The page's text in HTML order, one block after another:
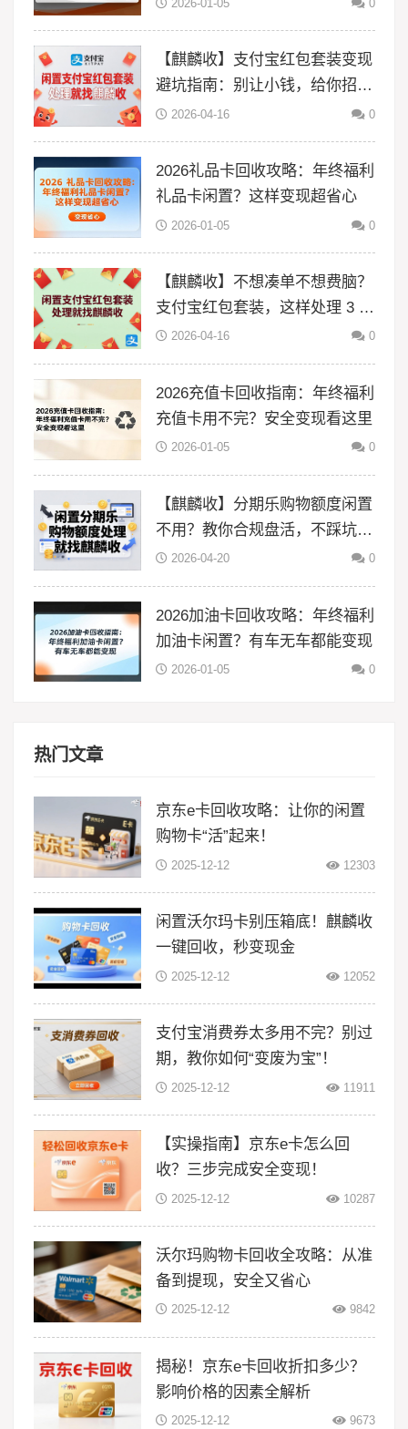
2026-01-05 0
【麒麟收】支付宝红包套装变现
避坑指南：别让小钱，给你招来
大风险
2026-04-16 0
2026礼品卡回收攻略：年终福利
礼品卡闲置？这样变现超省心
2026-01-05 0
【麒麟收】不想凑单不想费脑？
支付宝红包套装，这样处理 3 分
钟搞定
2026-04-16 0
2026充值卡回收指南：年终福利
充值卡用不完？安全变现看这里
2026-01-05 0
【麒麟收】分期乐购物额度闲置
不用？教你合规盘活，不踩坑更
省心2026-04-20 0
2026加油卡回收攻略：年终福利
加油卡闲置？有车无车都能变现
2026-01-05 0
热门文章
京东e卡回收攻略：让你的闲置
购物卡“活”起来！
2025-12-12 12303
闲置沃尔玛卡别压箱底！麒麟收
一键回收，秒变现金
2025-12-12 12052
支付宝消费券太多用不完？别过
期，教你如何“变废为宝”！
2025-12-12 11911
【实操指南】京东e卡怎么回
收？三步完成安全变现！
2025-12-12 10287
沃尔玛购物卡回收全攻略：从准
备到提现，安全又省心
2025-12-12 9842
揭秘！京东e卡回收折扣多少？
影响价格的因素全解析
2025-12-12 9673